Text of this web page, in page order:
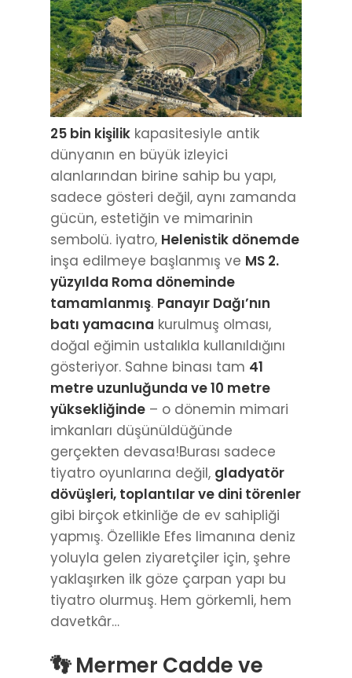
25 bin kişilik kapasitesiyle antik
dünyanın en büyük izleyici
alanlarından birine sahip bu yapı,
sadece gösteri değil, aynı zamanda
gücün, estetiğin ve mimarinin
sembolü. iyatro, Helenistik dönemde
inşa edilmeye başlanmış ve MS 2.
yüzyılda Roma döneminde
tamamlanmış. Panayır Dağı’nın
batı yamacına kurulmuş olması,
doğal eğimin ustalıkla kullanıldığını
gösteriyor. Sahne binası tam 41
metre uzunluğunda ve 10 metre
yüksekliğinde – o dönemin mimari
imkanları düşünüldüğünde
gerçekten devasa!Burası sadece
tiyatro oyunlarına değil, gladyatör
dövüşleri, toplantılar ve dini törenler
gibi birçok etkinliğe de ev sahipliği
yapmış. Özellikle Efes limanına deniz
yoluyla gelen ziyaretçiler için, şehre
yaklaşırken ilk göze çarpan yapı bu
tiyatro olurmuş. Hem görkemli, hem
davetkâr…
👣 Mermer Cadde ve